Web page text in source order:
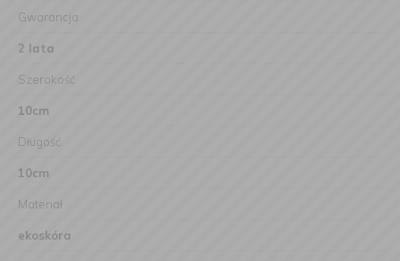
Gwarancja
2 lata
Szerokość
10cm
Długość
10cm
Materiał
ekoskóra